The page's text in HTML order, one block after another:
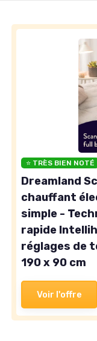
⭐ TRÈS BIEN NOTÉ
Dreamland
chauffant
simple -
rapide
réglages de
190 x 90 cm
Voir l'offre